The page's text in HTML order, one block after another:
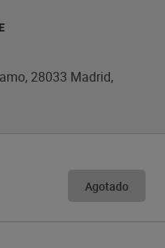
28033 Madrid,
Agotado